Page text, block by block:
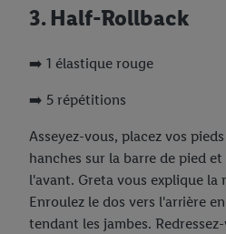
3. Half-Rollback
➡️ 1 élastique rouge
➡️ 5 répétitions
Asseyez-vous, placez vos
hanches sur la barre de pied
l'avant. Greta vous explique la
Enroulez le dos vers l'arrière
tendant les jambes.